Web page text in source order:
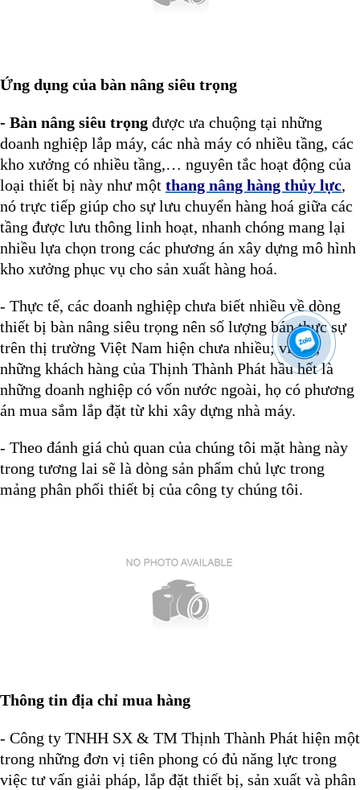
Ứng dụng của bàn nâng siêu trọng
- Bàn nâng siêu trọng được ưa chuộng tại những
doanh nghiệp lắp máy, các nhà máy có nhiều tầng, các
kho xưởng có nhiều tầng,… nguyên tắc hoạt động của
loại thiết bị này như một thang nâng hàng thủy lực,
nó trực tiếp giúp cho sự lưu chuyển hàng hoá giữa các
tầng được lưu thông linh hoạt, nhanh chóng mang lại
nhiều lựa chọn trong các phương án xây dựng mô hình
kho xưởng phục vụ cho sản xuất hàng hoá.
- Thực tế, các doanh nghiệp chưa biết nhiều về dòng
thiết bị bàn nâng siêu trọng nên số lượng bán thực sự
trên thị trường Việt Nam hiện chưa nhiều; vì thế,
những khách hàng của Thịnh Thành Phát hầu hết là
những doanh nghiệp có vốn nước ngoài, họ có phương
án mua sắm lắp đặt từ khi xây dựng nhà máy.
- Theo đánh giá chủ quan của chúng tôi mặt hàng này
trong tương lai sẽ là dòng sản phẩm chủ lực trong
mảng phân phối thiết bị của công ty chúng tôi.
Thông tin địa chỉ mua hàng
- Công ty TNHH SX & TM Thịnh Thành Phát hiện một
trong những đơn vị tiên phong có đủ năng lực trong
việc tư vấn giải pháp, lắp đặt thiết bị, sản xuất và phân